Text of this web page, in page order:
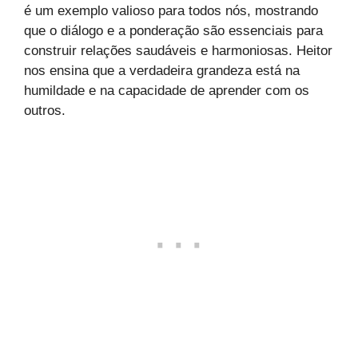
é um exemplo valioso para todos nós, mostrando
que o diálogo e a ponderação são essenciais para
construir relações saudáveis e harmoniosas. Heitor
nos ensina que a verdadeira grandeza está na
humildade e na capacidade de aprender com os
outros.